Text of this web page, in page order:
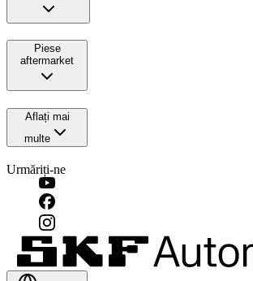
Piese
aftermarket
Aflați mai
multe
Urmăriți-ne